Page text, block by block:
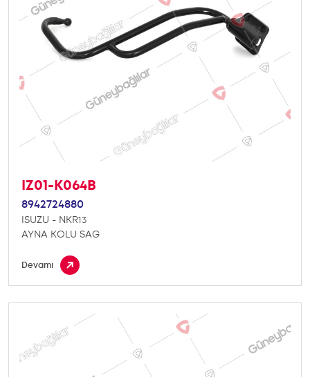
IZ01-K064B
8942724880
ISUZU - NKR13
AYNA KOLU SAG
Devamı